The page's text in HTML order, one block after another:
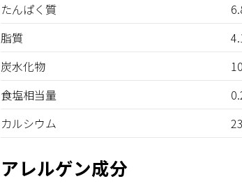
たんぱく質
脂質
炭水化物
食塩相当量
カルシウム
アレルゲン成分